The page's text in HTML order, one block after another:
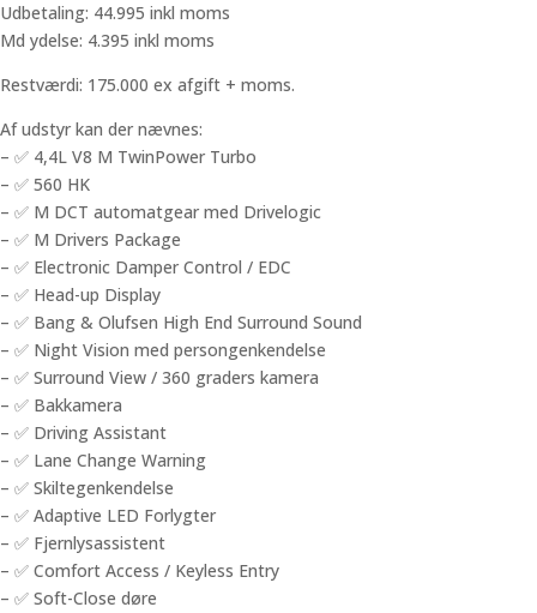
Udbetaling: 44.995 inkl moms
Md ydelse: 4.395 inkl moms
Restværdi: 175.000 ex afgift + moms.
Af udstyr kan der nævnes:
– ✅ 4,4L V8 M TwinPower Turbo
– ✅ 560 HK
– ✅ M DCT automatgear med Drivelogic
– ✅ M Drivers Package
– ✅ Electronic Damper Control / EDC
– ✅ Head-up Display
– ✅ Bang & Olufsen High End Surround Sound
– ✅ Night Vision med persongenkendelse
– ✅ Surround View / 360 graders kamera
– ✅ Bakkamera
– ✅ Driving Assistant
– ✅ Lane Change Warning
– ✅ Skiltegenkendelse
– ✅ Adaptive LED Forlygter
– ✅ Fjernlysassistent
– ✅ Comfort Access / Keyless Entry
– ✅ Soft-Close døre